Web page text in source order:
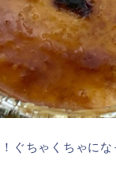
ぐちゃくちゃにな